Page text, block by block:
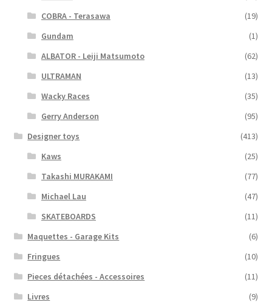
COBRA - Terasawa
(19)
Gundam
(1)
ALBATOR - Leiji Matsumoto
(62)
ULTRAMAN
(13)
Wacky Races
(35)
Gerry Anderson
(95)
Designer toys
(413)
Kaws
(25)
Takashi MURAKAMI
(77)
Michael Lau
(47)
SKATEBOARDS
(11)
Maquettes - Garage Kits
(6)
Fringues
(10)
Pieces détachées - Accessoires
(11)
Livres
(9)